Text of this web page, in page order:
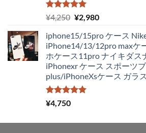
で
し
で
5段階中
5.00
の評価
¥4,250 元
価
格
は
¥4,250
で
し
¥2,980現
の
価
格
は
¥2,980
iphone15/15pro ケース
iPhone14/13/12pro maxケ
ホケース11pro ナイキダス
iPhonexr ケース スポーツ
plus/iPhoneXsケース ガラス
5段階中
5.00
¥4,750